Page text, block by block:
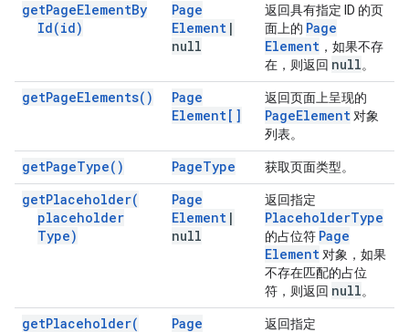
getPageElementBy
Id(id)
Page
Element |
null
返回具有指定 ID 的页
面上的 Page
Element ，如果不存
在，则返回 null。
getPageElements( )
Page
Element[]
返回页面上呈现的
PageElement 对象
列表。
getPageType( ) PageType 获取页面类型。
getPlaceholder(
placeholder
Type)
Page
Element |
null
返回指定
PlaceholderType
的占位符 Page
Element 对象，如果
不存在匹配的占位
符，则返回 null。
getPlaceholder(
Page
返回指定